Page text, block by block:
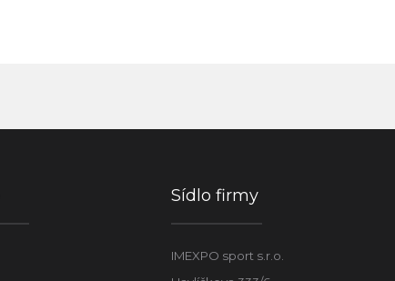
Sídlo firmy
IMEXPO sport s.r.o.